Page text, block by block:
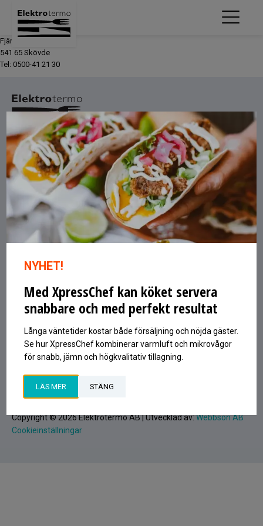
Fjärrvärmevägen 7
541 65 Skövde
Tel: 0500-41 21 30
Om oss
OM OSS
LEGO
INTEGRITETSPOLICY
FACEBOOK
INSTAGRAM
Kontakt
ELEKTROTERMO AB
597 53 ÅTVIDABERG
INFO@ELEKTROTERMO.SE
0120-81380
Signa upp på vårt nyhetsbrev
Epost
SIGNA UPP
Copyright © 2026 Elektrotermo AB | Utvecklad av:Webbson AB
Cookieinställningar
NYHET!
Med XpressChef kan köket servera
snabbare och med perfekt resultat
Långa väntetider kostar både försäljning och nöjda gäster.
Se hur XpressChef kombinerar varmluft och mikrovågor
för snabb, jämn och högkvalitativ tillagning.
LÄS MER STÄNG